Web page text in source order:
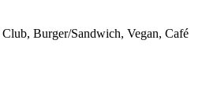
Burger/Sandwich, Vegan, Café